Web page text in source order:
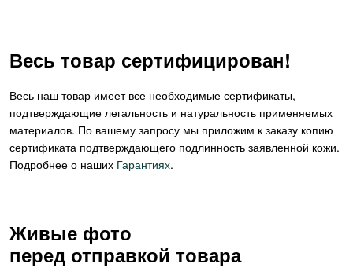
Весь товар сертифицирован!
Весь наш товар имеет все необходимые сертификаты,
подтверждающие легальность и натуральность применяемых
материалов. По вашему запросу мы приложим к заказу копию
сертификата подтверждающего подлинность заявленной кожи.
Подробнее о наших Гарантиях.
Живые фото
перед отправкой товара